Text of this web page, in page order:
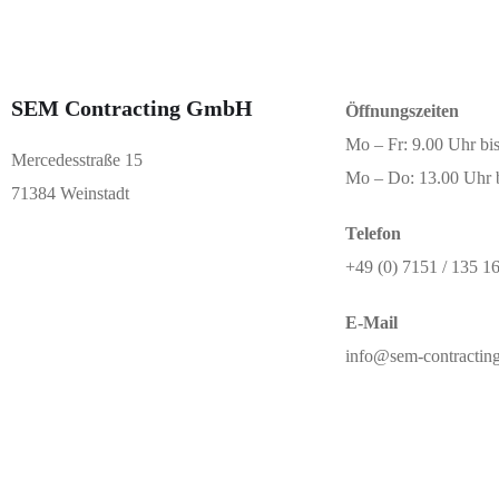
SEM Contracting GmbH
Mercedesstraße 15
71384 Weinstadt
Öffnungszeiten
Mo – Fr: 9.00 Uhr
Mo – Do: 13.00 Uhr
Telefon
+49 (0) 7151 / 135
E-Mail
info@sem-